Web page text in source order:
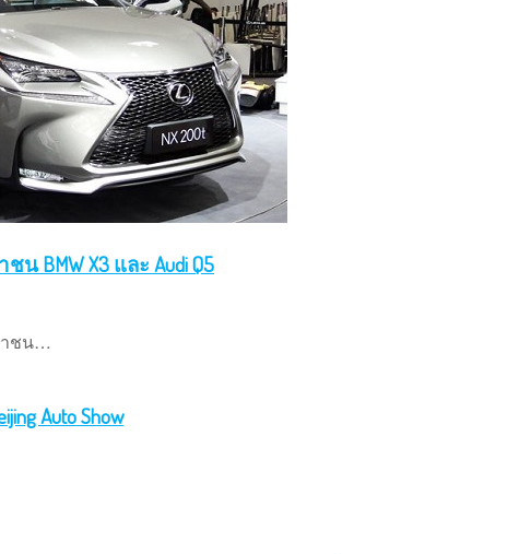
ชน BMW X3 และ Audi Q5
าชน…
Auto Show